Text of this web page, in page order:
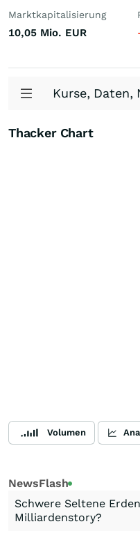
Marktkapitalisierung
10,05 Mio. EUR
Kurse, Daten,
Thacker Chart
Volumen
NewsFlash
Schwere Seltene
Milliardenstory?